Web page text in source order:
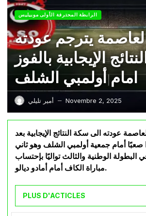
الرابطة المحترفة الأولى موبيليس
يترجم عودته
الإيجابية بالفوز
امام أولمبي الشلف
أمير تليلي — Novembre 2, 2025
عودته الى سكة النتائج الإيجابية بعد
صعبًا أمام جمعية أولمبي الشلف وهو ثاني
البطولة الوطنية والثالث تواليًا بإحتساب
مباراة الكاف أمام أمادو ديالو.
PLUS D'ACTICLES